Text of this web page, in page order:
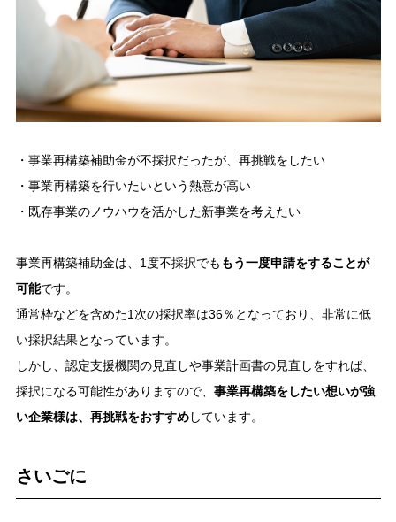
・事業再構築補助金が不採択だったが、再挑戦をしたい
・事業再構築を行いたいという熱意が高い
・既存事業のノウハウを活かした新事業を考えたい
事業再構築補助金は、1度不採択でも もう一度申請をすることが
可能です。
通常枠などを含めた1次の採択率は36％となっており、非常に低
い採択結果となっています。
しかし、認定支援機関の見直しや事業計画書の見直しをすれば、
採択になる可能性がありますので、 事業再構築をしたい想いが強
い企業様は、再挑戦をおすすめしています。
さいごに